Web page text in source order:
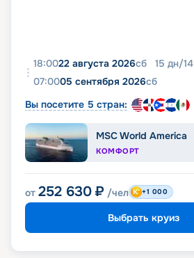
18:0022 августа 2026сб 15 дн/14
07:0005 сентября 2026сб
Вы посетите 5 стран:
MSC World America
КОМФОРТ
от 252 630 ₽ /чел +1 000
Выбрать круиз